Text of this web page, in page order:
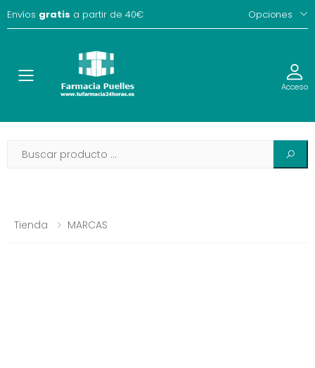
Envíos gratis a partir de 40€ Opciones
Toggle Acceso
Tienda MARCAS